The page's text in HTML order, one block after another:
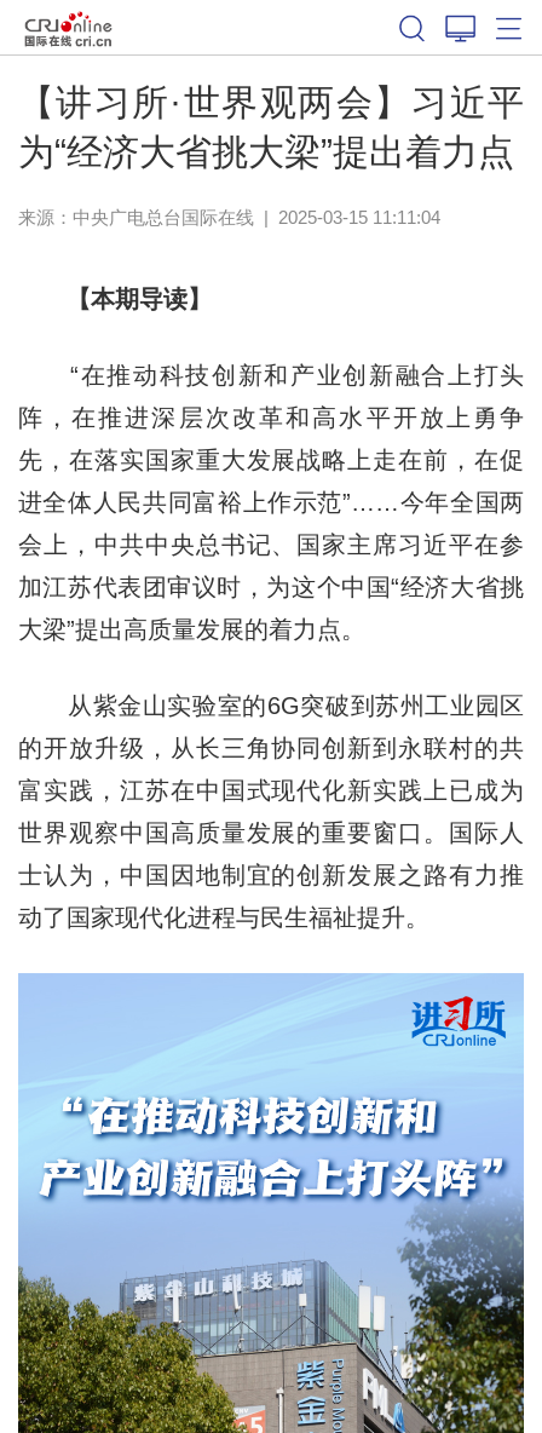
【讲习所·世界观两会】习近平
为“经济大省挑大梁”提出着力点
来源：中央广电总台国际在线| 2025-03-15 11:11:04
【本期导读】
“在推动科技创新和产业创新融合上打头
阵，在推进深层次改革和高水平开放上勇争
先，在落实国家重大发展战略上走在前，在促
进全体人民共同富裕上作示范”……今年全国两
会上，中共中央总书记、国家主席习近平在参
加江苏代表团审议时，为这个中国“经济大省挑
大梁”提出高质量发展的着力点。
从紫金山实验室的6G突破到苏州工业园区
的开放升级，从长三角协同创新到永联村的共
富实践，江苏在中国式现代化新实践上已成为
世界观察中国高质量发展的重要窗口。国际人
士认为，中国因地制宜的创新发展之路有力推
动了国家现代化进程与民生福祉提升。